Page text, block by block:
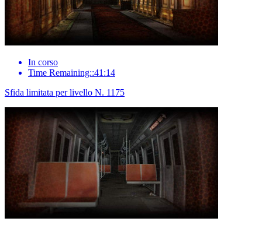
In corso
Time Remaining::41:14
Sfida limitata per livello N. 1175